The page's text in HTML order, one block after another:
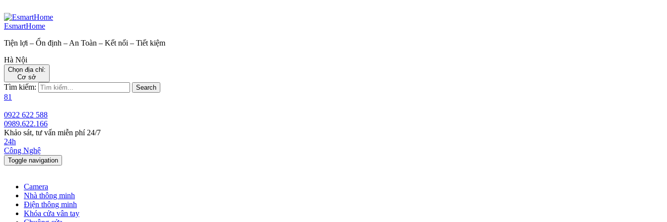
EsmartHome
Tiện lợi – Ổn định – An Toàn – Kết nối – Tiết kiệm
Hà Nội
Chọn địa chỉ:
Cơ sở
Tìm kiếm: Search
81
0922 622 588
0989.622.166
Khảo sát, tư vấn miễn phí 24/7
24h
Công Nghệ
Toggle navigation
Camera
Nhà thông minh
Điện thông minh
Khóa cửa vân tay